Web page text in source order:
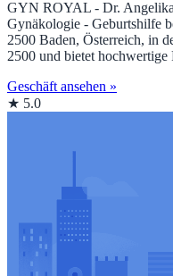
GYN ROYAL - Dr.
Gynäkologie - Geburtshilfe
2500 Baden, Österreich, in
2500 und bietet
Geschäft ansehen »
★ 5.0